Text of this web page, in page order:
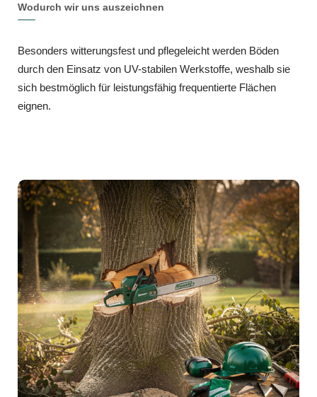
Wodurch wir uns auszeichnen
Besonders witterungsfest und pflegeleicht werden Böden
durch den Einsatz von UV-stabilen Werkstoffe, weshalb sie
sich bestmöglich für leistungsfähig frequentierte Flächen
eignen.